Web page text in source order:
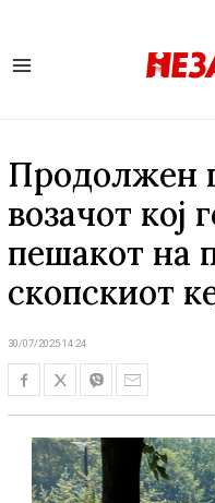
Продолжен
возачот кој
пешакот на
скопскиот
30/07/2025 14:24